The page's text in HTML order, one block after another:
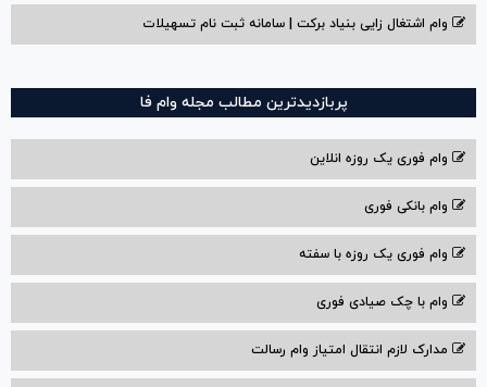
وام اشتغال زایی بنیاد برکت | سامانه ثبت نام تسهیلات
پربازدیدترین مطالب مجله وام فا
وام فوری یک روزه انلاین
وام بانکی فوری
وام فوری یک روزه با سفته
وام با‌ چک صیادی‌ فوری
مدارک لازم انتقال امتیاز وام رسالت